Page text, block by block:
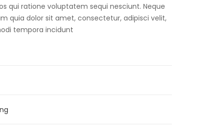
qui ratione voluptatem sequi nesciunt. Neque
quia dolor sit amet, consectetur, adipisci velit,
tempora incidunt